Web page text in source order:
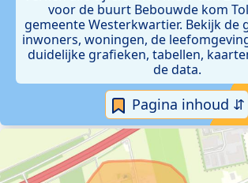
voor de buurt Bebouwde kom
gemeente Westerkwartier. Bekijk de
inwoners, woningen, de
duidelijke grafieken, tabellen,
de data.
Pagina inhoud ⇵